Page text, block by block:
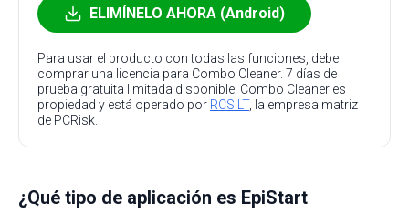
ELIMÍNELO AHORA (Android)
Para usar el producto con todas las funciones, debe
comprar una licencia para Combo Cleaner. 7 días de
prueba gratuita limitada disponible. Combo Cleaner es
propiedad y está operado por RCS LT, la empresa matriz
de PCRisk.
¿Qué tipo de aplicación es EpiStart